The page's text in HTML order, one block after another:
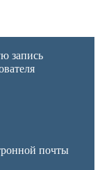
запись
почты